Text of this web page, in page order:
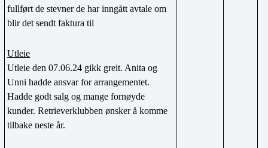
fullført de stevner de har inngått avtale om
blir det sendt faktura til
Utleie
Utleie den 07.06.24 gikk greit. Anita og
Unni hadde ansvar for arrangementet.
Hadde godt salg og mange fornøyde
kunder. Retrieverklubben ønsker å komme
tilbake neste år.